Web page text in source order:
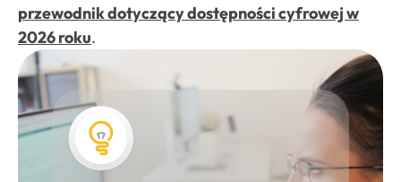
przewodnik dotyczący dostępności cyfrowej w
2026 roku.